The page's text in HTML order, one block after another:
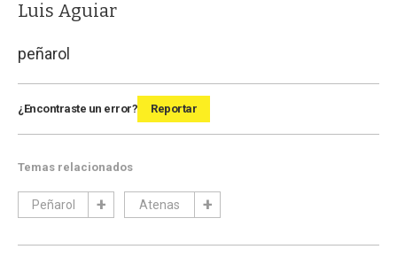
Luis Aguiar
peñarol
¿Encontraste un error? Reportar
Temas relacionados
Peñarol Atenas